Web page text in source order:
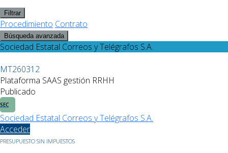
Filtrar
Procedimiento Contrato
Búsqueda avanzada
Sociedad Estatal Correos y Telégrafos S.A.
MT260312
Plataforma SAAS gestión RRHH
Publicado
SEC
Sociedad Estatal Correos y Telégrafos S.A.
Acceder
PRESUPUESTO SIN IMPUESTOS